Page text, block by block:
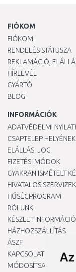
FIÓKOM
FIÓKOM
RENDELÉS STÁTUSZA
REKLAMÁCIÓ,
HÍRLEVÉL
GYÁRTÓ
BLOG
INFORMÁCIÓK
ADATVÉDELMI
CSAPTELEP
ELÁLLÁSI JOG
FIZETÉSI MÓDOK
GYAKRAN ISMÉTELT
HIVATALOS SZERVIZEK
HŰSÉGPROGRAM
RÓLUNK
KÉSZLET INFORMÁCIÓ
HÁZHOZSZÁLLÍTÁS
ÁSZF
KAPCSOLAT
MÓDOSÍTSA A